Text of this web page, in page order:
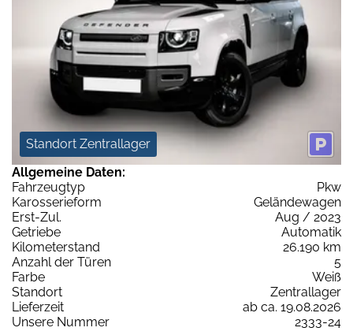
Standort Zentrallager
Allgemeine Daten:
Fahrzeugtyp
Pkw
Karosserieform
Geländewagen
Erst-Zul.
Aug / 2023
Getriebe
Automatik
Kilometerstand
26.190 km
Anzahl der Türen
5
Farbe
Weiß
Standort
Zentrallager
Lieferzeit
ab ca. 19.08.2026
Unsere Nummer
2333-24